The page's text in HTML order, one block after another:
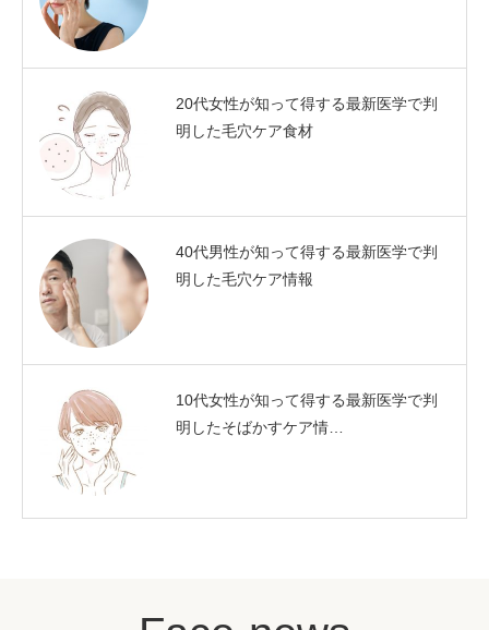
20代女性が知って得する最新医学で判
明した毛穴ケア食材
40代男性が知って得する最新医学で判
明した毛穴ケア情報
10代女性が知って得する最新医学で判
明したそばかすケア情…